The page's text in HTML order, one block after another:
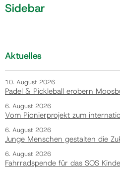
Sidebar
Aktuelles
10. August 2026
Padel & Pickleball erobern
6. August 2026
Vom Pionierprojekt zum
6. August 2026
Junge Menschen gestalten die
6. August 2026
Fahrradspende für das SOS